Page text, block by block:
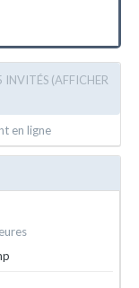
INVITÉS (AFFICHER
en ligne